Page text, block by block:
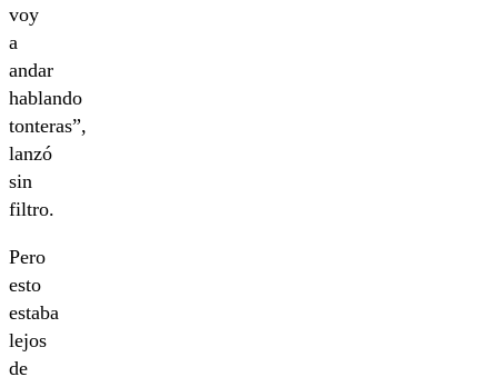
voy
a
andar
hablando
tonteras”,
lanzó
sin
filtro.
Pero
esto
estaba
lejos
de